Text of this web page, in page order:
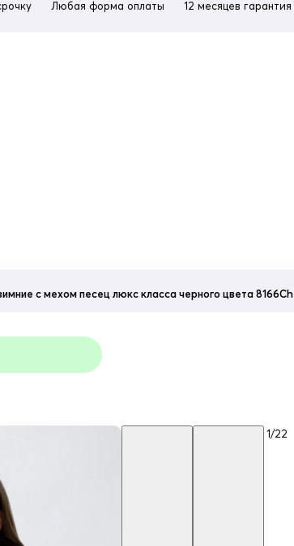
Любая форма оплаты 12 месяцев гарантия
с мехом песец люкс класса черного цвета 8166Ch
1/22